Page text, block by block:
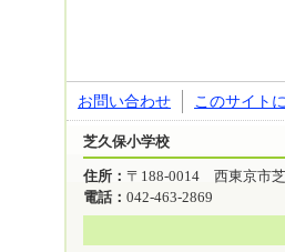
お問い合わせ このサイト
芝久保小学校
住所： 〒188-0014 西東京市
電話： 042-463-2869